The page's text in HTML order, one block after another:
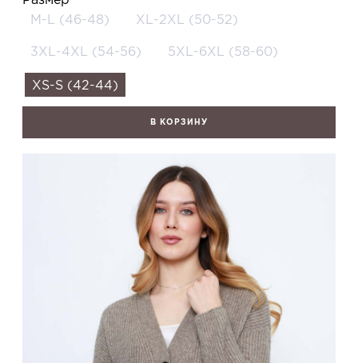
M-L (46-48)
XL-2XL (50-52)
3XL-4XL (54-56) 5XL-6XL (58-60)
XS-S (42-44)
В КОРЗИНУ